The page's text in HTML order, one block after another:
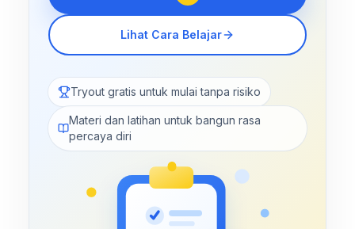
Lihat Cara Belajar
Tryout gratis untuk mulai tanpa risiko
Materi dan latihan untuk bangun rasa
percaya diri